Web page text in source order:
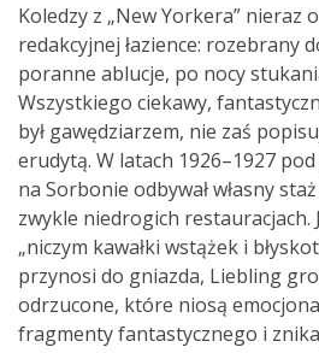
Koledzy z „New Yorkera” nieraz
redakcyjnej łazience: rozebrany
poranne ablucje, po nocy
Wszystkiego ciekawy,
był gawędziarzem, nie zaś
erudytą. W latach 1926–1927
na Sorbonie odbywał własny
zwykle niedrogich restauracjach.
„niczym kawałki wstążek i
przynosi do gniazda, Liebling
odrzucone, które niosą
fragmenty fantastycznego i